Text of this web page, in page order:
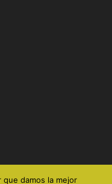
que damos la mejor